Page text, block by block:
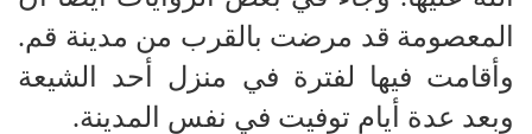
المعصومة قد مرضت بالقرب من مدينة قم.
وأقامت فيها لفترة في منزل أحد الشيعة
وبعد عدة أيام توفيت في نفس المدينة.